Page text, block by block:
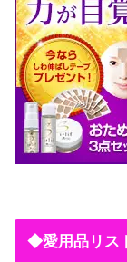
◆愛用品リス